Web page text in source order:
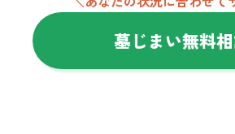
墓じまい無料